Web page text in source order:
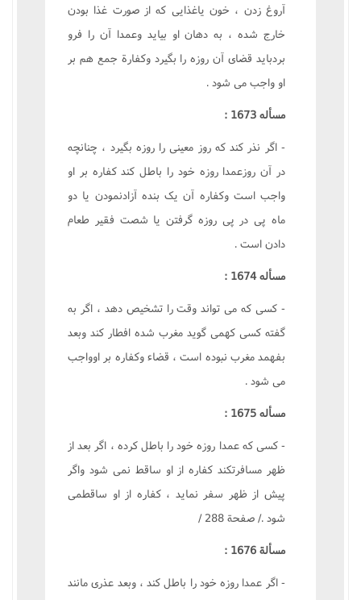
آروغ زدن ، خون ياغذايى که از صورت غذا بودن
خارج شده ، به دهان او بيايد وعمدا آن را فرو
بردبايد قضاى آن روزه را بگيرد وکفارة جمع هم بر
او واجب مى شود .
مسأله 1673 :
- اگر نذر کند که روز معينى را روزه بگيرد ، چنانچه
در آن روزعمدا روزه خود را باطل کند کفاره بر او
واجب است وکفاره آن يک بنده آزادنمودن يا دو
ماه پى در پى روزه گرفتن يا شصت فقير طعام
دادن است .
مسأله 1674 :
- کسى که مى تواند وقت را تشخيص دهد ، اگر به
گفته کسى کهمى گويد مغرب شده افطار کند وبعد
بفهمد مغرب نبوده است ، قضاء وکفاره بر اوواجب
مى شود .
مسأله 1675 :
- کسى که عمدا روزه خود را باطل کرده ، اگر بعد از
ظهر مسافرتکند کفاره از او ساقط نمى شود واگر
پيش از ظهر سفر نمايد ، کفاره از او ساقطمى
شود ./ صفحة 288 /
مسألة 1676 :
- اگر عمدا روزه خود را باطل کند ، وبعد عذرى مانند